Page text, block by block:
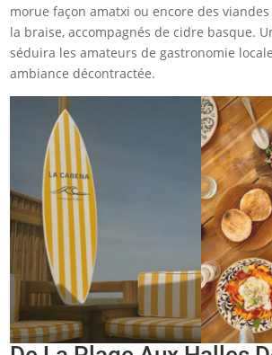
morue façon amatxi ou encore des
la braise, accompagnés de cidre basque.
séduira les amateurs de gastronomie
ambiance décontractée.